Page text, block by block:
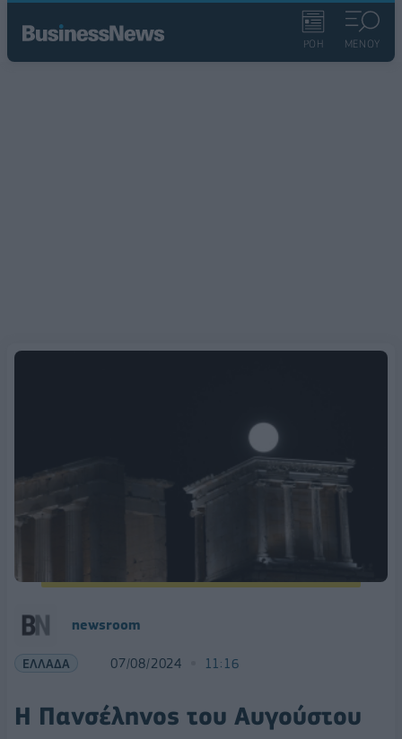
ΡΟΗ ΜΕΝΟΥ
newsroom
ΕΛΛΑΔΑ 07/08/2024 11:16
Η Πανσέληνος του Αυγούστου